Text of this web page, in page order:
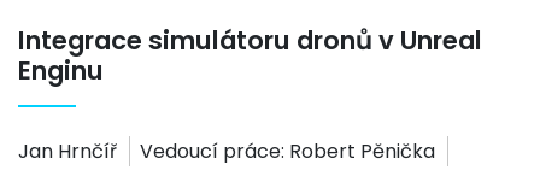
Integrace simulátoru dronů v Unreal
Enginu
Jan Hrnčíř Vedoucí práce: Robert Pěnička